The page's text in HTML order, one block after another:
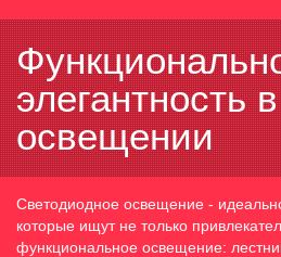
элегантность в
освещении
Светодиодное освещение -
которые ищут не только
функциональное освещение: